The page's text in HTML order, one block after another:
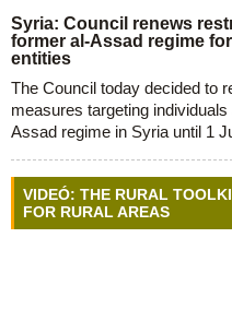
Syria: Council renews
former al-Assad regime
entities
The Council today decided to
measures targeting
Assad regime in Syria until 1
VIDEÓ: THE RURAL
FOR RURAL AREAS